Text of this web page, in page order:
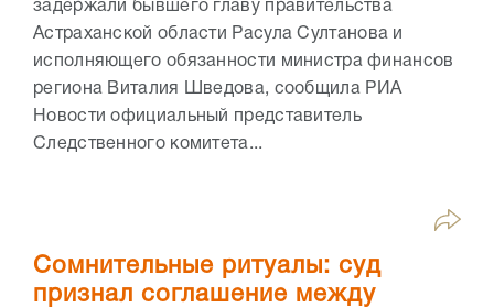
задержали бывшего главу правительства
Астраханской области Расула Султанова и
исполняющего обязанности министра финансов
региона Виталия Шведова, сообщила РИА
Новости официальный представитель
Следственного комитета...
Сомнительные ритуалы: суд
признал соглашение между